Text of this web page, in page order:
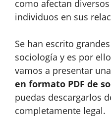
como afectan
individuos en sus
Se han escrito
sociología y es por
vamos a presentar
en formato PDF de
puedas descargarlos
completamente legal.